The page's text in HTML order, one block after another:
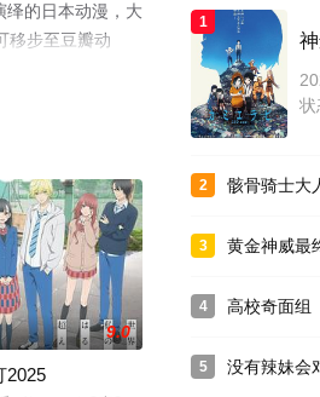
绎的日本动漫，大
移步至豆瓣动
9.0
2025
1
状
2 骸骨骑士大
3 黄金神威最
4 高校奇面组
5 没有辣妹会